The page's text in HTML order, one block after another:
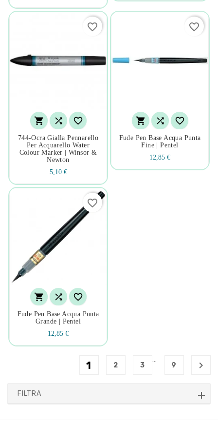
  
744-Ocra Gialla Pennarello
Per Acquarello Water
Colour Marker | Winsor &
Newton
5,10 €
favorite_border
  
Fude Pen Base Acqua Punta
Fine | Pentel
12,85 €
favorite_border
  
Fude Pen Base Acqua Punta
Grande | Pentel
12,85 €
favorite_border
1 2 3
…
9 
FILTRA